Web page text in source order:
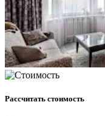
Рассчитать стоимость